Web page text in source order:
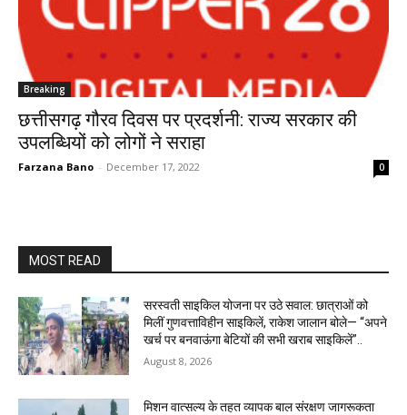
Breaking
छत्तीसगढ़ गौरव दिवस पर प्रदर्शनी: राज्य सरकार की
उपलब्धियों को लोगों ने सराहा
Farzana Bano - December 17, 2022 0
MOST READ
सरस्वती साइकिल योजना पर उठे सवाल: छात्राओं को
मिलीं गुणवत्ताविहीन साइकिलें, राकेश जालान बोले— “अपने
खर्च पर बनवाऊंगा बेटियों की सभी खराब साइकिलें”..
August 8, 2026
मिशन वात्सल्य के तहत व्यापक बाल संरक्षण जागरूकता